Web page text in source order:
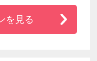
地元で採れた食材
を見る